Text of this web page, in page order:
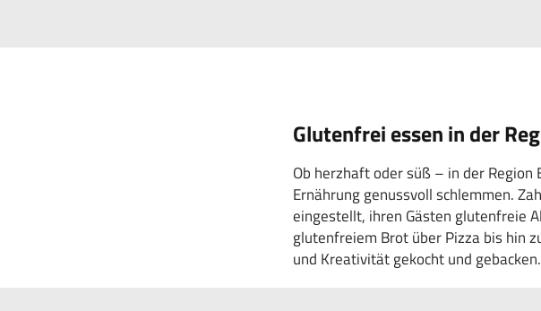
Glutenfrei essen in der
Ob herzhaft oder süß – in der
Ernährung genussvoll schlemmen.
eingestellt, ihren Gästen glutenfreie
glutenfreiem Brot über Pizza bis hin
und Kreativität gekocht und gebacken.